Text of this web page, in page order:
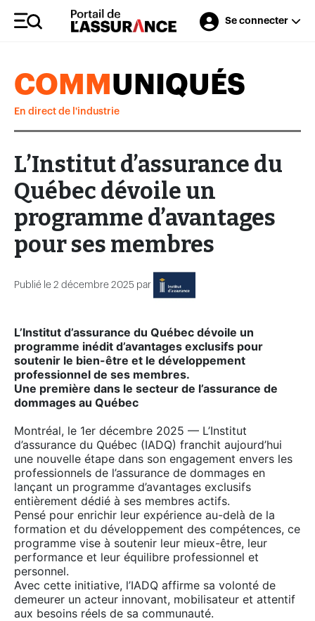
Se connecter
COMM UNIQUÉS
En direct de l'industrie
L’Institut d’assurance du
Québec dévoile un
programme d’avantages
pour ses membres
Publié le 2 décembre 2025 par
L’Institut d’assurance du Québec dévoile un
programme inédit d’avantages exclusifs pour
soutenir le bien-être et le développement
professionnel de ses membres.
Une première dans le secteur de l’assurance de
dommages au Québec
Montréal, le 1er décembre 2025 — L’Institut
d’assurance du Québec (IADQ) franchit aujourd’hui
une nouvelle étape dans son engagement envers les
professionnels de l’assurance de dommages en
lançant un programme d’avantages exclusifs
entièrement dédié à ses membres actifs.
Pensé pour enrichir leur expérience au-delà de la
formation et du développement des compétences, ce
programme vise à soutenir leur mieux-être, leur
performance et leur équilibre professionnel et
personnel.
Avec cette initiative, l’IADQ affirme sa volonté de
demeurer un acteur innovant, mobilisateur et attentif
aux besoins réels de sa communauté.